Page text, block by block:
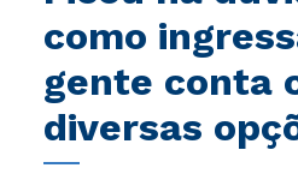
como
gente conta
diversas